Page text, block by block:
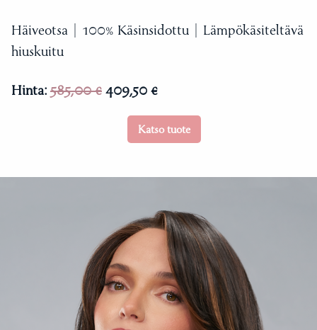
Häiveotsa | 100% Käsinsidottu | Lämpökäsiteltävä
hiuskuitu
Hinta: 585,00 € 409,50 €
Katso tuote